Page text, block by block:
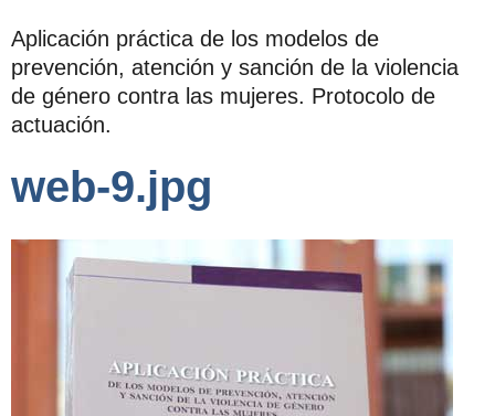
Aplicación práctica de los modelos de
prevención, atención y sanción de la violencia
de género contra las mujeres. Protocolo de
actuación.
web-9.jpg